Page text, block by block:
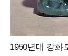
1950년대 강화